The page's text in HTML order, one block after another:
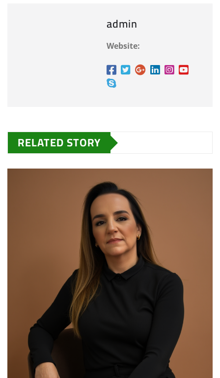
admin
Website:
RELATED STORY